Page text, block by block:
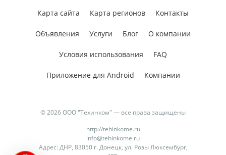
© 2026 ООО "Техинком" — все права защищены
http://tehinkome.ru
info@tehinkome.ru
Адрес: ДНР, 83050 г. Донецк, ул. Розы Люксембург,
Карта сайта Карта регионов Контакты
Объявления Услуги Блог О компании
Условия использования FAQ
Приложение для Android Компании